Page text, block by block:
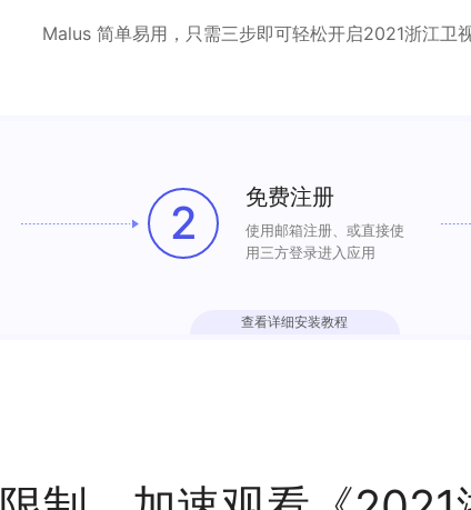
Malus 简单易用，只需三步即可轻松开启2021浙江卫
2 免费注册
使用邮箱注册、或直接使
用三方登录进入应用
查看详细安装教程